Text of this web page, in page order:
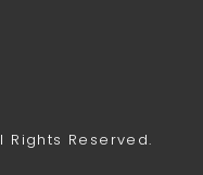
Rights Reserved.